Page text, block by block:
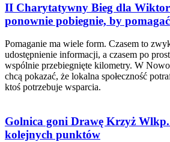
II Charytatywny Bieg dla
ponownie pobiegnie, by pomagać
Pomaganie ma wiele form. Czasem to
udostępnienie informacji, a czasem po
wspólnie przebiegnięte kilometry. W
chcą pokazać, że lokalna społeczność
ktoś potrzebuje wsparcia.
Golnica goni Drawę Krzyż
kolejnych punktów